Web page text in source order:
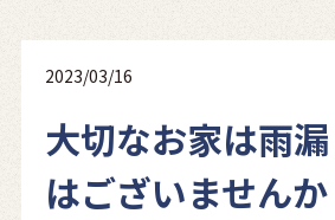
2023/03/16
大切なお家は雨
はございませんか